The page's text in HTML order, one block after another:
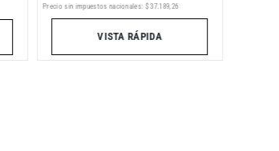
Precio sin impuestos nacionales: $ 37.189,26
VISTA RÁPIDA